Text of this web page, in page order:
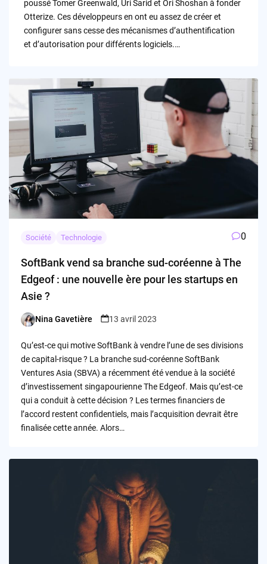
poussé Tomer Greenwald, Uri Sarid et Ori Shoshan à fonder
Otterize. Ces développeurs en ont eu assez de créer et
configurer sans cesse des mécanismes d’authentification
et d’autorisation pour différents logiciels.…
Société Technologie 0
SoftBank vend sa branche sud-coréenne à The
Edgeof : une nouvelle ère pour les startups en
Asie ?
Posted
Nina Gavetière 13 avril 2023
Qu’est-ce qui motive SoftBank à vendre l’une de ses divisions
de capital-risque ? La branche sud-coréenne SoftBank
Ventures Asia (SBVA) a récemment été vendue à la société
d’investissement singapourienne The Edgeof. Mais qu’est-ce
qui a conduit à cette décision ? Les termes financiers de
l’accord restent confidentiels, mais l’acquisition devrait être
finalisée cette année. Alors…